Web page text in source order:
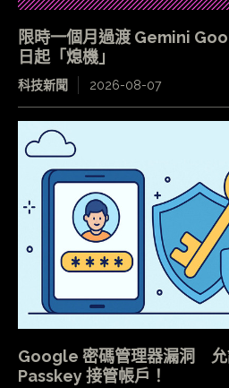
限時一個月過渡 Gemini
日起「熄機」
科技新聞 2026-08-07
Google 密碼管理器漏洞 允
Passkey 接管帳戶！